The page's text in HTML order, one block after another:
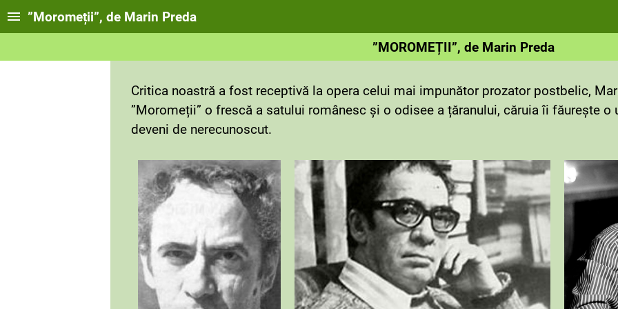
”Moromeții”, de Marin Preda
”MOROMEȚII”, de Marin Preda
Critica noastră a fost receptivă la opera celui mai impunător prozator postbelic,
”Moromeții” o frescă a satului românesc și o odisee a țăranului, căruia îi făurește
deveni de nerecunoscut.